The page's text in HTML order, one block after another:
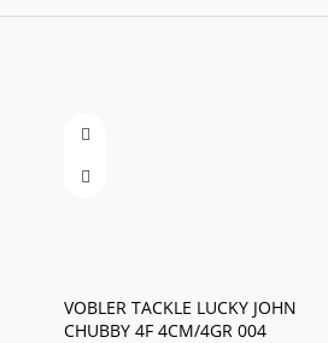
VOBLER TACKLE LUCKY JOHN
CHUBBY 4F 4CM/4GR 004